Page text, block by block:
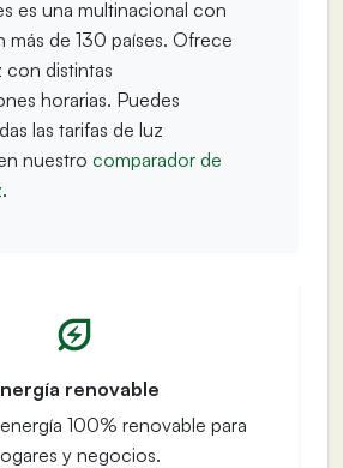
es una multinacional con
más de 130 países. Ofrece
con distintas
horarias. Puedes
las tarifas de luz
nuestro comparador de
.
renovable
100% renovable para
y negocios.